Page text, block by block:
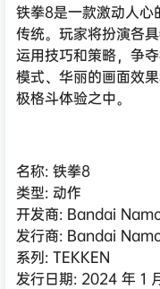
铁拳8是一款激动人心
传统。玩家将扮演各
运用技巧和策略，争
模式、华丽的画面效
极格斗体验之中。
名称: 铁拳8
类型: 动作
开发商: Bandai
发行商: Bandai
系列: TEKKEN
发行日期: 2024 年 1